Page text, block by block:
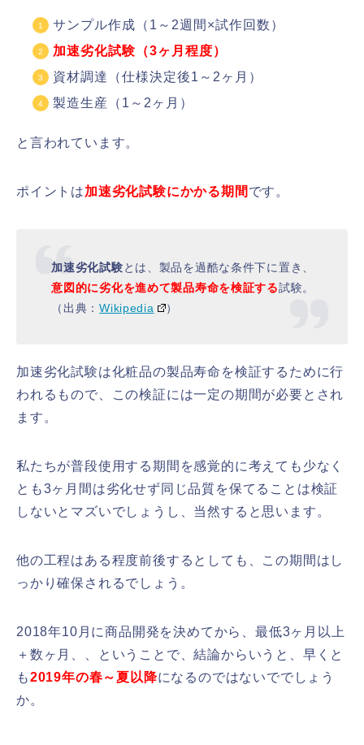
サンプル作成（1～2週間×試作回数）
加速劣化試験（3ヶ月程度）
資材調達（仕様決定後1～2ヶ月）
製造生産（1～2ヶ月）
と言われています。
ポイントは加速劣化試験にかかる期間 です。
加速劣化試験とは、製品を過酷な条件下に置き、
意図的に劣化を進めて製品寿命を検証する試験。
（出典：Wikipedia ）
加速劣化試験は化粧品の製品寿命を検証するために行
われるもので、この検証には一定の期間が必要とされ
ます。
私たちが普段使用する期間を感覚的に考えても少なく
とも3ヶ月間は劣化せず同じ品質を保てることは検証
しないとマズいでしょうし、当然すると思います。
他の工程はある程度前後するとしても、この期間はし
っかり確保されるでしょう。
2018年10月に商品開発を決めてから、最低3ヶ月以上
＋数ヶ月、、ということで、結論からいうと、早くと
も2019年の春～夏以降になるのではないででしょう
か。